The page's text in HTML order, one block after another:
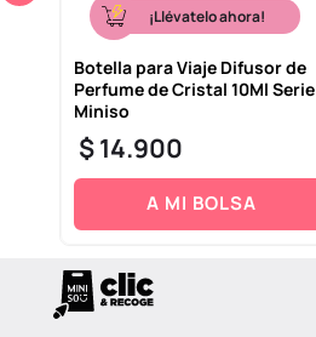
¡Llévatelo ahora!
Botella para Viaje Difusor de
Perfume de Cristal 10Ml Serie
Miniso
$14.900
A MI BOLSA